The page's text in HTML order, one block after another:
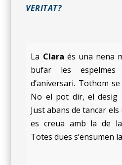
VERITAT?
La Clara és una nena
bufar les
d’aniversari. Tothom
No el pot dir, el desig
Just abans de tancar
es creua amb la de la
Totes dues s’ensumen